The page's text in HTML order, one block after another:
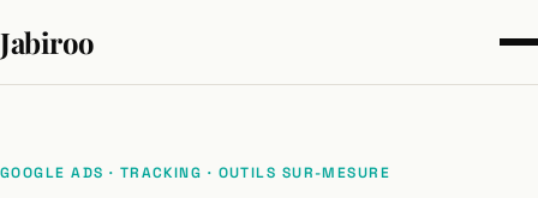
Jabiroo
GOOGLE ADS · TRACKING · OUTILS SUR-MESURE